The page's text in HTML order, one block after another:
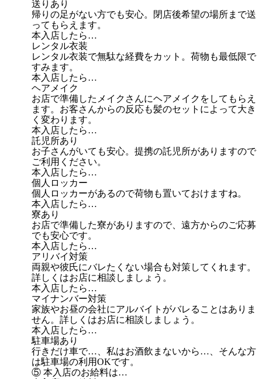
送りあり
帰りの足がない方でも安心。閉店後希望の場所まで送
ってもらえます。
本入店したら…
レンタル衣装
レンタル衣装で無駄な経費をカット。荷物も最低限で
すみます。
本入店したら…
ヘアメイク
お店で準備したメイクさんにヘアメイクをしてもらえ
ます。お客さんからの反応も髪のセットによって大き
く変わります。
本入店したら…
託児所あり
お子さんがいても安心。提携の託児所がありますので
ご利用ください。
本入店したら…
個人ロッカー
個人ロッカーがあるので荷物も置いておけますね。
本入店したら…
寮あり
お店で準備した寮がありますので、遠方からのご応募
でも安心です。
本入店したら…
アリバイ対策
両親や彼氏にバレたくない場合も対策してくれます。
詳しくはお店に相談しましょう。
本入店したら…
マイナンバー対策
家族やお昼の会社にアルバイトがバレることはありま
せん。詳しくはお店に相談しましょう。
本入店したら…
駐車場あり
行きだけ車で…、私はお酒飲まないから…、そんな方
は駐車場の利用OKです。
⑤ 本入店のお給料は…